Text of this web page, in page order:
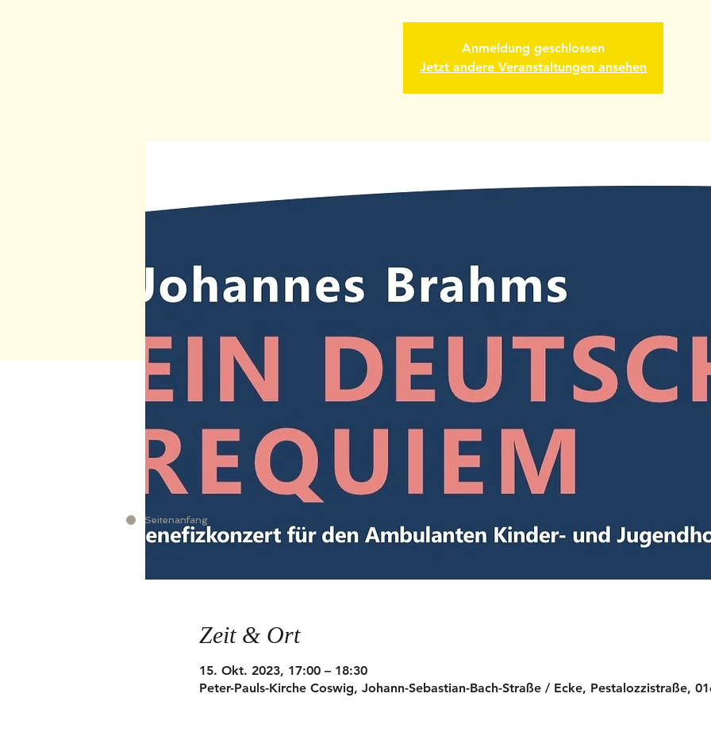
Seitenanfang
Anmeldung geschlossen
Jetzt andere Veranstaltungen ansehen
Zeit & Ort
15. Okt. 2023, 17:00 – 18:30
Peter-Pauls-Kirche Coswig, Johann-Sebastian-Bach-Straße / Ecke, Pestalozzistraße,